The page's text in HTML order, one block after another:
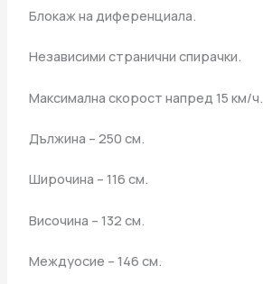
Блокаж на диференциала.
Независими странични спирачки.
Максимална скорост напред 15 км/ч.
Дължина – 250 см.
Широчина – 116 см.
Височина – 132 см.
Междуосие – 146 см.